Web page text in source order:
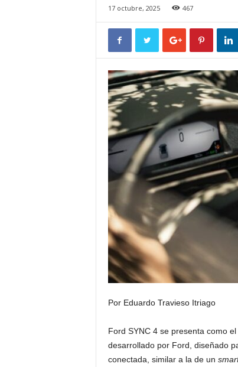
17 octubre, 2025 467
Por Eduardo Travieso Itriago
Ford SYNC 4 se presenta como
desarrollado por Ford, diseñado
conectada, similar a la de un